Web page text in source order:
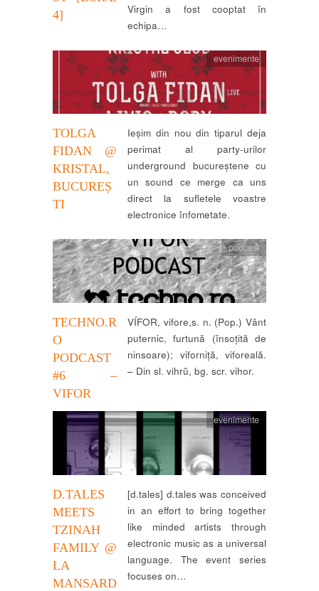
4]
Virgin a fost cooptat în
echipa…
TOLGA
FIDAN @
KRISTAL,
BUCUREȘ
TI
evenimente
Ieșim din nou din tiparul deja
perimat al party-urilor
underground bucureștene cu
un sound ce merge ca uns
direct la sufletele voastre
electronice înfometate.
TECHNO.R
O
PODCAST
#6 –
VIFOR
podcast
VÍFOR, vifore,s. n. (Pop.) Vânt
puternic, furtună (însoțită de
ninsoare); viforniță, viforeală.
– Din sl. vihrŭ, bg. scr. vihor.
D.TALES
MEETS
TZINAH
FAMILY @
LA
MANSARD
evenimente
[d.tales] d.tales was conceived
in an effort to bring together
like minded artists through
electronic music as a universal
language. The event series
focuses on…